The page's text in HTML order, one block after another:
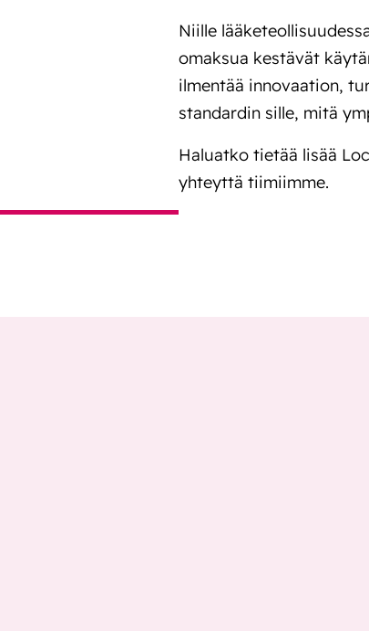
Niille
omaksua kestävät
ilmentää innovaation,
standardin sille, mitä
Haluatko tietää lisää
yhteyttä tiimiimme.